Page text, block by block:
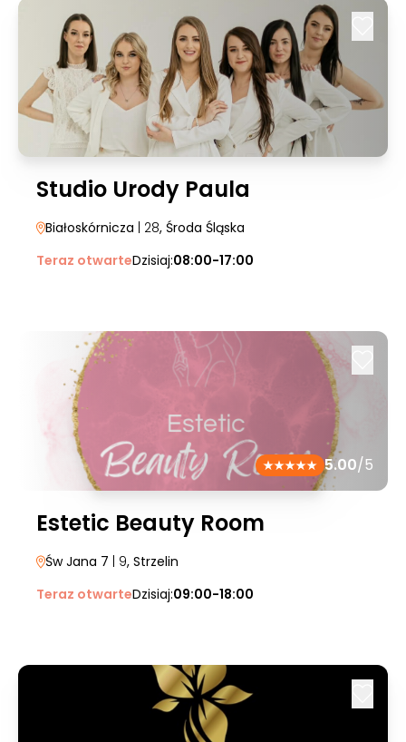
Studio Urody Paula
Białoskórnicza | 28, Środa Śląska
Teraz otwarteDzisiaj:08:00-17:00
5.00/5
Estetic Beauty Room
Św Jana 7 | 9, Strzelin
Teraz otwarteDzisiaj:09:00-18:00